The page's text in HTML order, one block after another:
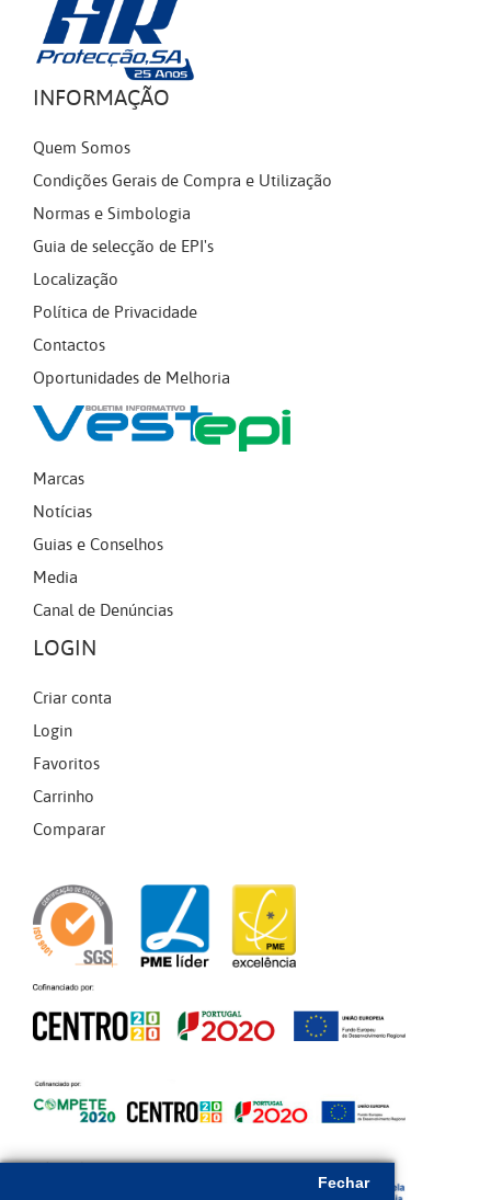
Fechar
INFORMAÇÃO
Quem Somos
Condições Gerais de Compra e Utilização
Normas e Simbologia
Guia de selecção de EPI's
Localização
Política de Privacidade
Contactos
Oportunidades de Melhoria
Marcas
Notícias
Guias e Conselhos
Media
Canal de Denúncias
LOGIN
Criar conta
Login
Favoritos
Carrinho
Comparar